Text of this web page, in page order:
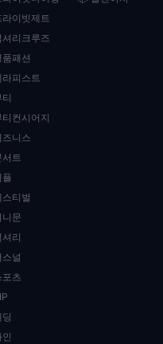
라이빗제트
셔리크루즈
품패션
라피스트
티
티컨시어지
즈니스
서트
플
스티벌
니문
셔리
스널
포츠
인